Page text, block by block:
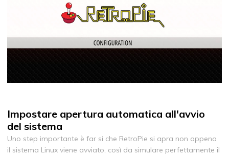
Impostare apertura automatica all'avvio
del sistema
Uno step importante è far si che RetroPie si apra non appena
il sistema Linux viene avviato, così da simulare perfettamente il